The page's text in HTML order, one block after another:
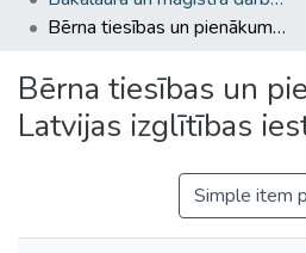
Bērna tiesības un pienākumi Latvijas izglītības iestādēs.
Bērna tiesības un
Latvijas izglītības
Simple item